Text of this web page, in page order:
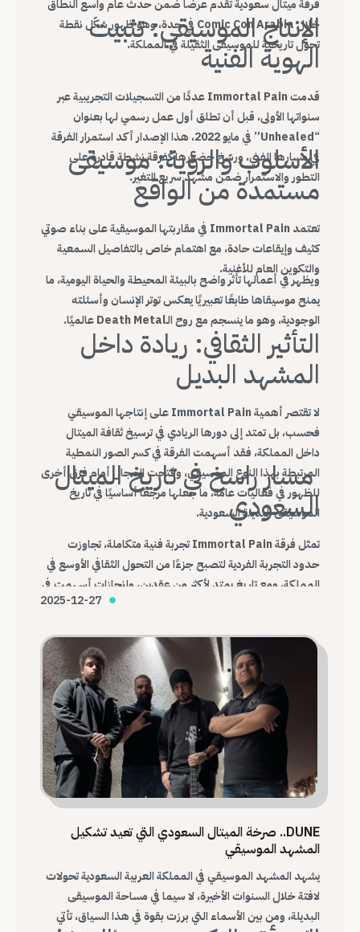
فرقة ميتال سعودية تقدم عرضًا ضمن حدث عام واسع النطاق
خلال Comic Con Arabia في جدة، وهو ظهور شكّل نقطة
تحول تاريخية للموسيقى الثقيلة في المملكة.
الإنتاج الموسيقي: تثبيت
الهوية الفنية
قدمت Immortal Pain عددًا من التسجيلات التجريبية عبر
سنواتها الأولى، قبل أن تطلق أول عمل رسمي لها بعنوان
“Unhealed” في مايو 2022، هذا الإصدار أكد استمرار الفرقة
في مسارها الفني، ورسّخ حضورها كفرقة نشطة قادرة على
التطور والاستمرار ضمن مشهد سريع التغير.
الأسلوب والرؤية: موسيقى
مستمدة من الواقع
تعتمد Immortal Pain في مقاربتها الموسيقية على بناء صوتي
كثيف وإيقاعات حادة، مع اهتمام خاص بالتفاصيل السمعية
والتكوين العام للأغنية.
ويظهر في أعمالها تأثر واضح بالبيئة المحيطة والحياة اليومية، ما
يمنح موسيقاها طابعًا تعبيريًا يعكس توتر الإنسان وأسئلته
الوجودية، وهو ما ينسجم مع روح الـDeath Metal عالميًا.
التأثير الثقافي: ريادة داخل
المشهد البديل
لا تقتصر أهمية Immortal Pain على إنتاجها الموسيقي
فحسب، بل تمتد إلى دورها الريادي في ترسيخ ثقافة الميتال
داخل المملكة، فقد أسهمت الفرقة في كسر الصور النمطية
المرتبطة بهذا النوع الموسيقي، وفتحت المجال أمام فرق أخرى
للظهور في فعاليات عامة، ما جعلها مرجعًا أساسيًا في تاريخ
الموسيقى البديلة السعودية.
مسار راسخ في تاريخ الميتال
السعودي
تمثل فرقة Immortal Pain تجربة فنية متكاملة، تجاوزت
حدود التجربة الفردية لتصبح جزءًا من التحول الثقافي الأوسع في
المملكة، ومع تاريخ يمتد لأكثر من عقدين، وإنجازات أسهمت في
تغيير شكل المشهد، تظل Immortal Pain واحدة من أهم
2025-12-27
DUNE.. صرخة الميتال السعودي التي تعيد تشكيل
المشهد الموسيقي
يشهد المشهد الموسيقي في المملكة العربية السعودية تحولات
لافتة خلال السنوات الأخيرة، لا سيما في مساحة الموسيقى
البديلة، ومن بين الأسماء التي برزت بقوة في هذا السياق، تأتي